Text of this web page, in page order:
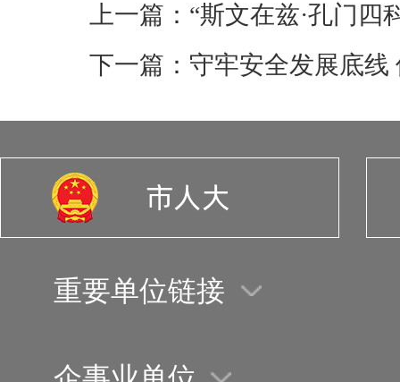
上一篇：“斯文在兹·孔门
下一篇：守牢安全发展底
重要单位链接